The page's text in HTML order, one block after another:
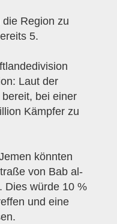
Region zu
5.
Laut der
bei einer
Kämpfer zu
könnten
von Bab al-
Dies würde 10 %
und eine